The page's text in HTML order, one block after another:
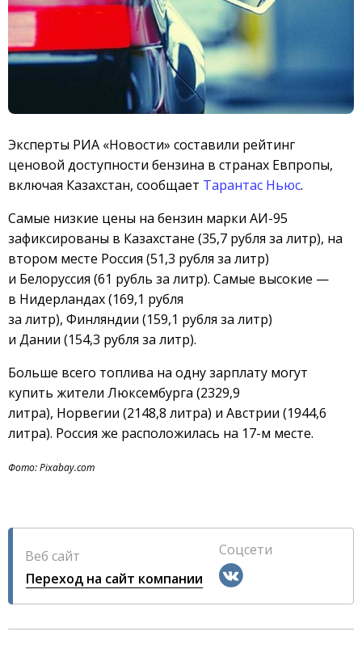
Эксперты РИА «Новости» составили рейтинг
ценовой доступности бензина в странах Евпропы,
включая Казахстан, сообщает Тарантас Ньюс.
Самые низкие цены на бензин марки АИ-95
зафиксированы в Казахстане (35,7 рубля за литр), на
втором месте Россия (51,3 рубля за литр)
и Белоруссия (61 рубль за литр). Самые высокие —
в Нидерландах (169,1 рубля
за литр), Финляндии (159,1 рубля за литр)
и Дании (154,3 рубля за литр).
Больше всего топлива на одну зарплату могут
купить жители Люксембурга (2329,9
литра), Норвегии (2148,8 литра) и Австрии (1944,6
литра). Россия же расположилась на 17-м месте.
Фото: Pixabay.com
Веб сайт
Переход на сайт компании
Соцсети